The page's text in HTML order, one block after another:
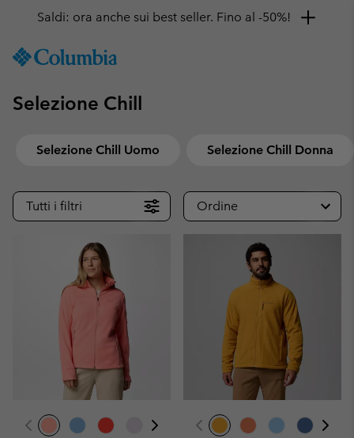
TO
SKIP
NAV
TO
SEARCH
Saldi: ora anche sui best seller. Fino al -50%!
Selezione Chill
Selezione Chill Uomo Selezione Chill Donna
Tutti i filtri Ordine